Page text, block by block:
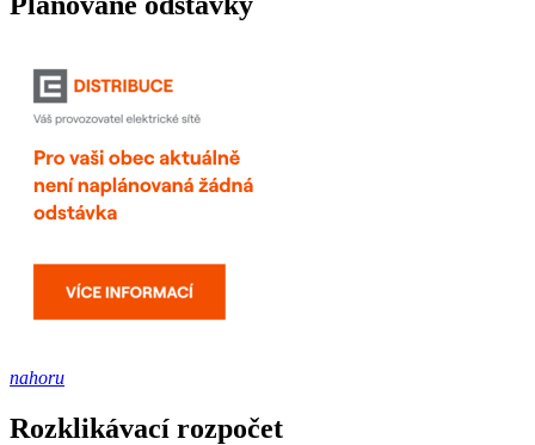
nahoru
Rozklikávací rozpočet